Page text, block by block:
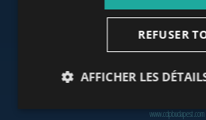
www.cdpbudapest.com
REFUSER
AFFICHER LES